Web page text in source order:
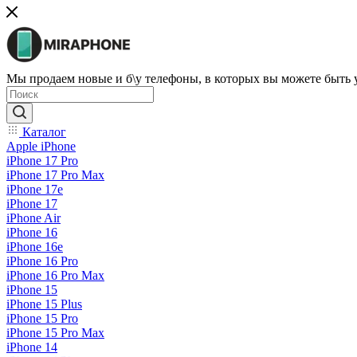
Мы продаем новые и б\у телефоны, в которых вы можете быть
Каталог
Apple iPhone
iPhone 17 Pro
iPhone 17 Pro Max
iPhone 17e
iPhone 17
iPhone Air
iPhone 16
iPhone 16e
iPhone 16 Pro
iPhone 16 Pro Max
iPhone 15
iPhone 15 Plus
iPhone 15 Pro
iPhone 15 Pro Max
iPhone 14